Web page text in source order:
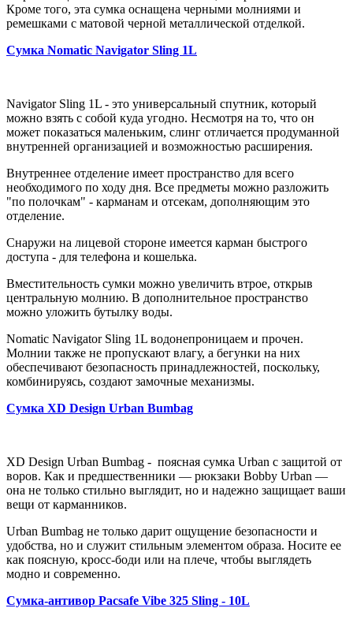
Кроме того, эта сумка оснащена черными молниями и
ремешками с матовой черной металлической отделкой.
Сумка Nomatic Navigator Sling 1L
Navigator Sling 1L - это универсальный спутник, который
можно взять с собой куда угодно. Несмотря на то, что он
может показаться маленьким, слинг отличается продуманной
внутренней организацией и возможностью расширения.
Внутреннее отделение имеет пространство для всего
необходимого по ходу дня. Все предметы можно разложить
"по полочкам" - карманам и отсекам, дополняющим это
отделение.
Снаружи на лицевой стороне имеется карман быстрого
доступа - для телефона и кошелька.
Вместительность сумки можно увеличить втрое, открыв
центральную молнию. В дополнительное пространство
можно уложить бутылку воды.
Nomatic Navigator Sling 1L водонепроницаем и прочен.
Молнии также не пропускают влагу, а бегунки на них
обеспечивают безопасность принадлежностей, поскольку,
комбинируясь, создают замочные механизмы.
Сумка XD Design Urban Bumbag
XD Design Urban Bumbag - поясная сумка Urban с защитой от
воров. Как и предшественники — рюкзаки Bobby Urban —
она не только стильно выглядит, но и надежно защищает ваши
вещи от карманников.
Urban Bumbag не только дарит ощущение безопасности и
удобства, но и служит стильным элементом образа. Носите ее
как поясную, кросс-боди или на плече, чтобы выглядеть
модно и современно.
Сумка-антивор Pacsafe Vibe 325 Sling - 10L